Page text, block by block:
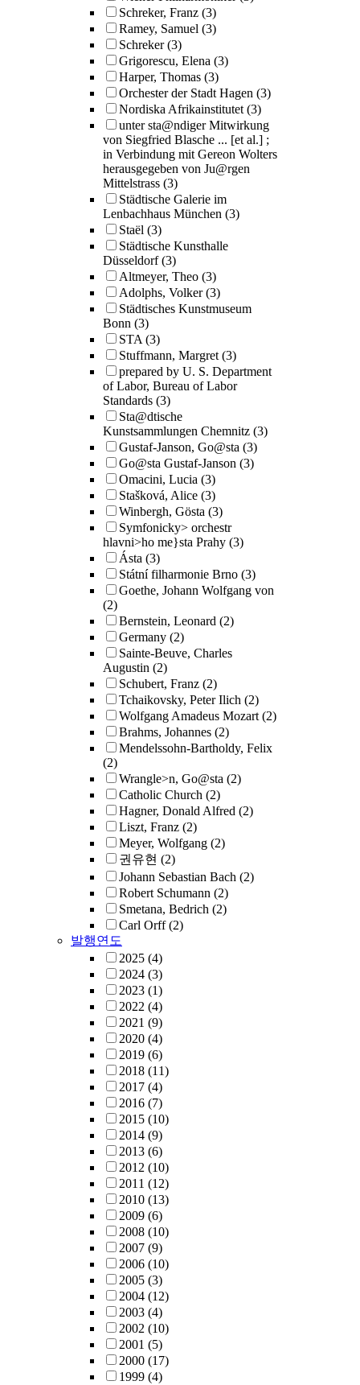
Schreker, Franz (3)
Ramey, Samuel (3)
Schreker(3)
Grigorescu, Elena (3)
Harper, Thomas (3)
Orchester der Stadt Hagen (3)
Nordiska Afrikainstitutet(3)
unter sta@ndiger Mitwirkung
von Siegfried Blasche ... [et al.] ;
in Verbindung mit Gereon Wolters
herausgegeben von Ju@rgen
Mittelstrass (3)
Städtische Galerie im
Lenbachhaus München (3)
Staël (3)
Städtische Kunsthalle
Düsseldorf(3)
Altmeyer, Theo (3)
Adolphs, Volker(3)
Städtisches Kunstmuseum
Bonn (3)
STA(3)
Stuffmann, Margret(3)
prepared by U. S. Department
of Labor, Bureau of Labor
Standards (3)
Sta@dtische
Kunstsammlungen Chemnitz (3)
Gustaf-Janson, Go@sta (3)
Go@sta Gustaf-Janson (3)
Omacini, Lucia (3)
Stašková, Alice (3)
Winbergh, Gösta (3)
Symfonicky> orchestr
hlavni>ho me}sta Prahy (3)
Ásta (3)
Státní filharmonie Brno (3)
Goethe, Johann Wolfgang von
(2)
Bernstein, Leonard (2)
Germany (2)
Sainte-Beuve, Charles
Augustin (2)
Schubert, Franz (2)
Tchaikovsky, Peter Ilich (2)
Wolfgang Amadeus Mozart(2)
Brahms, Johannes (2)
Mendelssohn-Bartholdy, Felix
(2)
Wrangle>n, Go@sta (2)
Catholic Church (2)
Hagner, Donald Alfred (2)
Liszt, Franz (2)
Meyer, Wolfgang (2)
권유현 (2)
Johann Sebastian Bach (2)
Robert Schumann (2)
Smetana, Bedrich (2)
Carl Orff(2)
발행연도
2025 (4)
2024 (3)
2023 (1)
2022 (4)
2021 (9)
2020 (4)
2019 (6)
2018 (11)
2017 (4)
2016 (7)
2015 (10)
2014 (9)
2013 (6)
2012 (10)
2011 (12)
2010 (13)
2009 (6)
2008 (10)
2007 (9)
2006 (10)
2005 (3)
2004 (12)
2003 (4)
2002 (10)
2001 (5)
2000 (17)
1999 (4)